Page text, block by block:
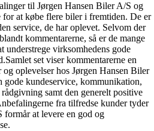
til Jørgen Hansen Biler A/S og
at købe flere biler i fremtiden. De er
service, de har oplevet. Selvom der
kommentarerne, så er de mange
understrege virksomhedens gode
set viser kommentarerne en
oplevelser hos Jørgen Hansen Biler
kundeservice, kommunikation,
samt den generelt positive
fra tilfredse kunder tyder
formår at levere en god og